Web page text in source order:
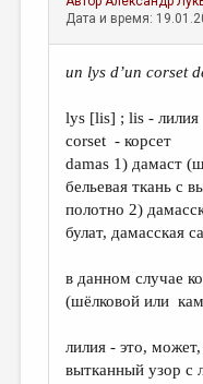
Дата и время:
un lys d’un corset
lys [lis] ; lis - лилия
corset - корсет
damas 1) дамаст
бельевая ткань с
полотно 2)
булат, дамасская
в данном случае
(шёлковой или
лилия - это,
вытканный узор с